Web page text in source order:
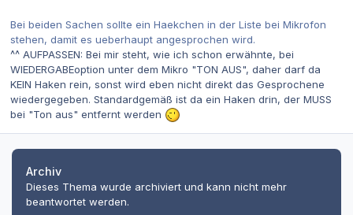
Bei beiden Sachen sollte ein Haekchen in der Liste bei Mikrofon
stehen, damit es ueberhaupt angesprochen wird.
^^ AUFPASSEN: Bei mir steht, wie ich schon erwähnte, bei
WIEDERGABEoption unter dem Mikro "TON AUS", daher darf da
KEIN Haken rein, sonst wird eben nicht direkt das Gesprochene
wiedergegeben. Standardgemäß ist da ein Haken drin, der MUSS
bei "Ton aus" entfernt werden
Archiv
Dieses Thema wurde archiviert und kann nicht mehr
beantwortet werden.